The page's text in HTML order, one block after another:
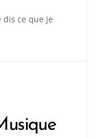
dis ce que je